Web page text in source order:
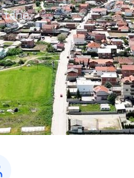
tanë.